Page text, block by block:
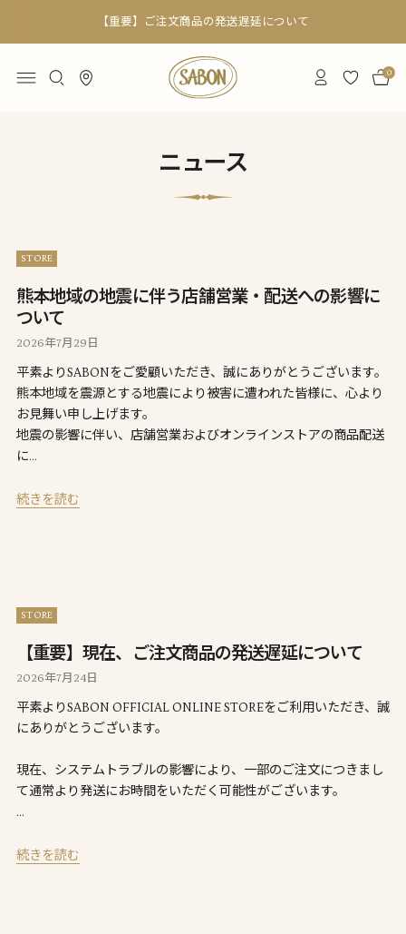
【重要】ご注文商品の発送遅延について
0
ニュース
STORE
熊本地域の地震に伴う店舗営業・配送への影響に
ついて
2026年7月29日
平素よりSABONをご愛顧いただき、誠にありがとうございます。
熊本地域を震源とする地震により被害に遭われた皆様に、心より
お見舞い申し上げます。
地震の影響に伴い、店舗営業およびオンラインストアの商品配送
に…
続きを読む
STORE
【重要】現在、ご注文商品の発送遅延について
2026年7月24日
平素よりSABON OFFICIAL ONLINE STOREをご利用いただき、誠
にありがとうございます。
現在、システムトラブルの影響により、一部のご注文につきまし
て通常より発送にお時間をいただく可能性がございます。
…
続きを読む